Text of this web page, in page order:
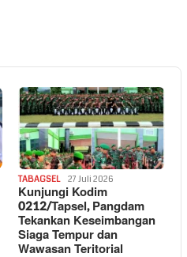
TABAGSEL 27 Juli 2026
Kunjungi Kodim
0212/Tapsel, Pangdam
Tekankan Keseimbangan
Siaga Tempur dan
Wawasan Teritorial